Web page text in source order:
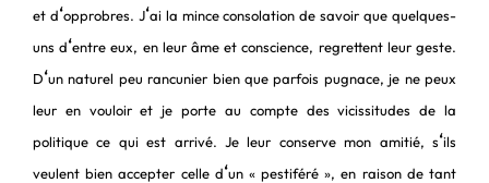
et d‘opprobres. J‘ai la mince consolation de savoir que quelques-
uns d‘entre eux, en leur âme et conscience, regrettent leur geste.
D‘un naturel peu rancunier bien que parfois pugnace, je ne peux
leur en vouloir et je porte au compte des vicissitudes de la
politique ce qui est arrivé. Je leur conserve mon amitié, s‘ils
veulent bien accepter celle d‘un « pestiféré », en raison de tant